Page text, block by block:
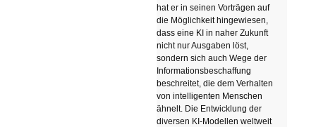
hat er in seinen Vorträgen auf
die Möglichkeit hingewiesen,
dass eine KI in naher Zukunft
nicht nur Ausgaben löst,
sondern sich auch Wege der
Informationsbeschaffung
beschreitet, die dem Verhalten
von intelligenten Menschen
ähnelt. Die Entwicklung der
diversen KI-Modellen weltweit